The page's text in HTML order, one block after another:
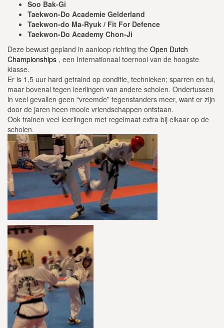
Soo Bak-Gi
Taekwon-Do Academie Gelderland
Taekwon-do Ma-Ryuk / Fit For Defence
Taekwon-Do Academy Chon-Ji
Deze bewust gepland in aanloop richting the Open Dutch
Championships , een Internationaal toernooi van de hoogste
klasse.
Er is 1,5 uur hard getraind op conditie, technieken; sparren en tul,
maar bovenal tegen leerlingen van andere scholen. Ondertussen
in veel gevallen geen “vreemde” tegenstanders meer, want er zijn
door de jaren heen mooie vriendschappen ontstaan.
Ook trainen veel leerlingen met regelmaat extra bij elkaar op de
scholen.